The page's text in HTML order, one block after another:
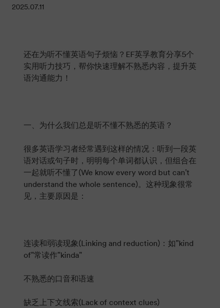
2025.07.11
还在为听不懂英语句子烦恼？EF英孚教育分享5个
实用听力技巧，帮你快速理解不熟悉内容，提升英
语沟通能力！
一、为什么我们总是听不懂不熟悉的英语？
很多英语学习者经常遇到这样的情况：听到一段英
语对话或句子时，明明每个单词都认识，但组合在
一起就听不懂了(We know every word but can't
understand the whole sentence)。这种现象很常
见，主要原因是：
连读和弱读现象(Linking and reduction)：如"kind
of"常读作"kinda"
不熟悉的口音和语速
缺乏上下文线索(Lack of context clues)